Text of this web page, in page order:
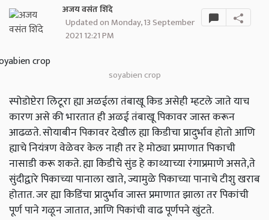
अजय वसंत शिंदे
Updated on Monday, 13 September
2021 12:21 PM
soyabien crop
स्पोडोप्टेरा लिटूरा ह्या अळईला तंबाखू किड असेही म्हटले जाते याच
कारण असे की भारतात ही अळई तंबाखू पिकावर जास्त करून
आढळते. सोयाबीन पिकावर देखील ह्या किडीचा प्रादुर्भाव होतो आणि
ह्याचे नियंत्रण वेळेवर केल नाही तर हे मोठ्या प्रमाणात पिकाची
नासाडी करू शकते. ह्या किडीचे सुंड हे काथ्याच्या रंगाप्रमाणे असते,ते
सुंदीद्वारे पिकाच्या पानाला खाते, ज्यामुळे पिकाच्या पानाचे टीशु खराब
होतात. जर ह्या किडिंचा प्रादुर्भाव जास्त प्रमाणात झाला तर पिकांची
पूर्ण पाने गळून जातात, आणि पिकांची वाढ पूर्णपने खुंटते.